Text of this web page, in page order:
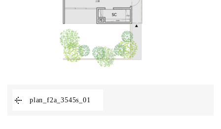
plan_f2a_3545s_01